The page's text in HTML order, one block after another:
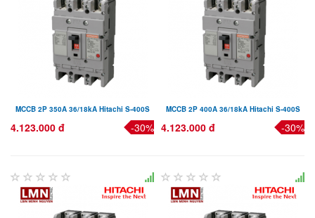
MCCB 2P 350A 36/18kA Hitachi S-400S
4.123.000 đ -30%
MCCB 2P 400A 36/18kA Hitachi S-400S
4.123.000 đ -30%